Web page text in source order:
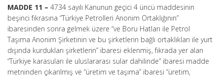
MADDE 11 – 4734 sayılı Kanunun geçici 4 üncü maddesinin
beşinci fıkrasına “Türkiye Petrolleri Anonim Ortaklığının”
ibaresinden sonra gelmek üzere “ve Boru Hatları ile Petrol
Taşıma Anonim Şirketinin ve bu şirketlerin bağlı ortaklıkları ile yurt
dışında kurdukları şirketlerin” ibaresi eklenmiş, fıkrada yer alan
“Türkiye karasuları ile uluslararası sular dahilinde” ibaresi madde
metninden çıkarılmış ve “üretim ve taşıma” ibaresi “üretim,